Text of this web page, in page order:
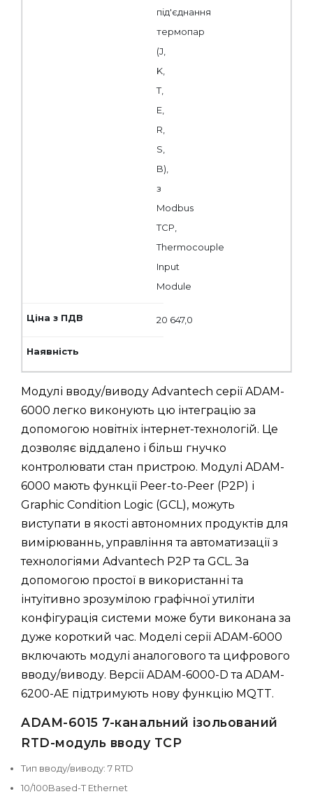
під'єднання
термопар
(J,
K,
T,
E,
R,
S,
B),
з
Modbus
TCP,
Thermocouple
Input
Module
20 647,0
Модулі вводу/виводу Advantech серії ADAM-
6000 легко виконують цю інтеграцію за
допомогою новітніх інтернет-технологій. Це
дозволяє віддалено і більш гнучко
контролювати стан пристрою. Модулі ADAM-
6000 мають функції Peer-to-Peer (P2P) і
Graphic Condition Logic (GCL), можуть
виступати в якості автономних продуктів для
вимірюваннь, управління та автоматизації з
технологіями Advantech P2P та GCL. За
допомогою простої в використанні та
інтуітивно зрозумілою графічної утиліти
конфігурація системи може бути виконана за
дуже короткий час. Моделі серії ADAM-6000
включають модулі аналогового та цифрового
вводу/виводу. Версії ADAM-6000-D та ADAM-
6200-AE підтримують нову функцію MQTT.
ADAM-6015 7-канальний ізольований
RTD-модуль вводу TCP
Тип вводу/виводу: 7 RTD
10/100Based-T Ethernet